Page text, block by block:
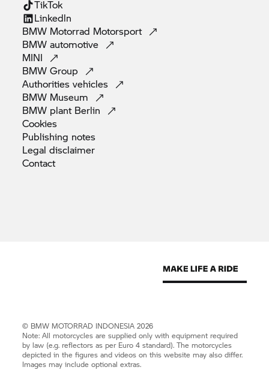
TikTok
Linkedln
BMW Motorrad Motorsport
BMWautomotive
MINI
BMWGroup
Authoritiesvehicles
BMW Museum
BMW plant Berlin
Cookies
Publishing notes
Legaldisclaimer
Contact
© BMW MOTORRAD INDONESIA 2026
Note: All motorcycles are supplied only with equipment required
by law (e.g. reflectors as per Euro 4 standard). The motorcycles
depicted in the figures and videos on this website may also differ.
Images may include optional extras.